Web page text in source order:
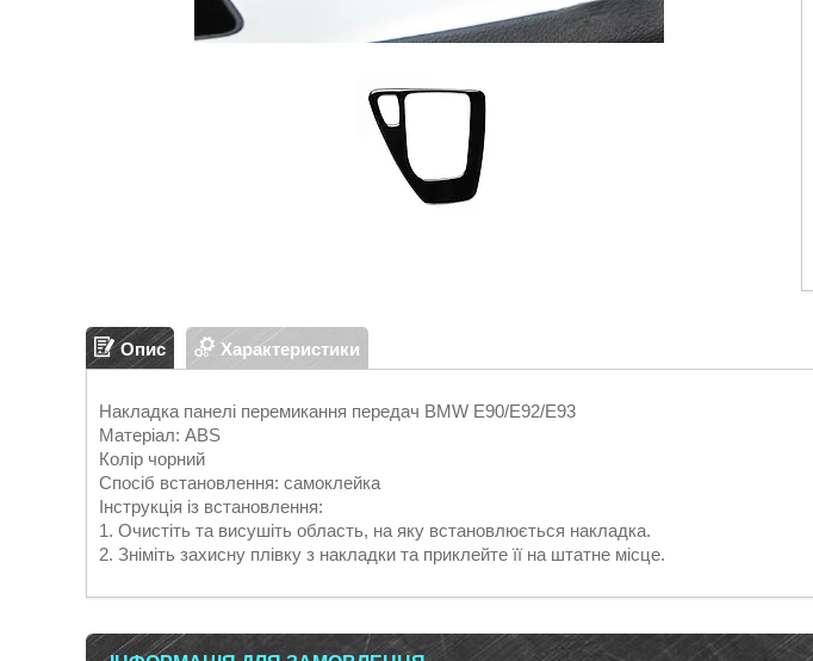
Опис Характеристики
Накладка панелі перемикання передач BMW E90/E92/E93
Матеріал: ABS
Колір чорний
Спосіб встановлення: самоклейка
Інструкція із встановлення:
1. Очистіть та висушіть область, на яку встановлюється накладка.
2. Зніміть захисну плівку з накладки та приклейте її на штатне місце.